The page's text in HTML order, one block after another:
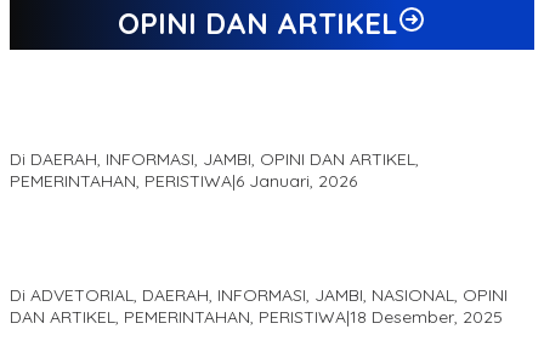
OPINI DAN ARTIKEL
Di DAERAH, INFORMASI, JAMBI, OPINI DAN ARTIKEL,
PEMERINTAHAN, PERISTIWA|6 Januari, 2026
Di ADVETORIAL, DAERAH, INFORMASI, JAMBI, NASIONAL, OPINI
DAN ARTIKEL, PEMERINTAHAN, PERISTIWA|18 Desember, 2025